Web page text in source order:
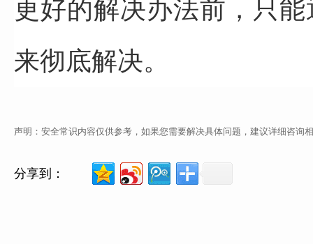
更好的解决办法前， 只
来彻底解决。
声明：安全常识内容仅供参考，如果您需要解决具体问题，建议详细咨询
分享到：